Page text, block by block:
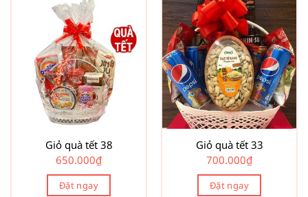
Giỏ quà tết 38
650.000₫
Đặt ngay
Giỏ quà tết 33
700.000₫
Đặt ngay